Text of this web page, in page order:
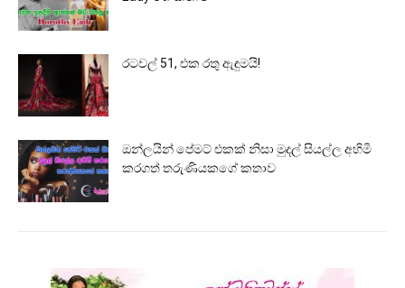
රටවල් 51, එක රතු ඇඳුමයි!
ඔන්ලයින් පේමට් එකක් නිසා මුදල් සියල්ල අහිමි
කරගත් තරුණියකගේ කතාව